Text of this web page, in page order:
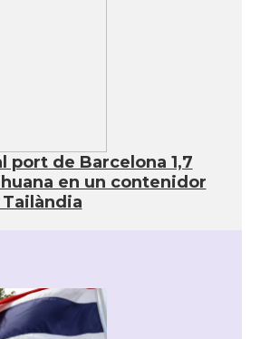
port de Barcelona 1,7
en un contenidor